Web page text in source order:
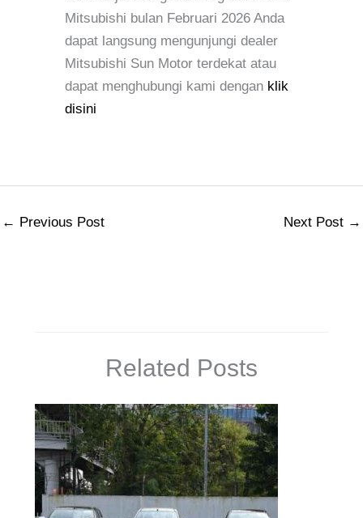
Mitsubishi bulan Februari 2026 Anda
dapat langsung mengunjungi dealer
Mitsubishi Sun Motor terdekat atau
dapat menghubungi kami dengan klik
disini
← Previous Post Next Post →
Related Posts